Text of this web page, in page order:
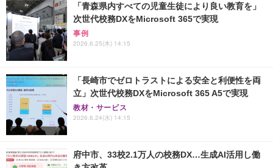
「青森県内すべての児童生徒により良い教育を」
次世代校務DXをMicrosoft 365で実現
事例
2026.6.25(木) 14:15
「長崎市でゼロトラストによる安全と利便性を両
立」次世代校務DXをMicrosoft 365 A5で実現
教材・サービス
2026.6.24(水) 14:15
府中市、33校2.1万人の校務DX…生成AI活用し働